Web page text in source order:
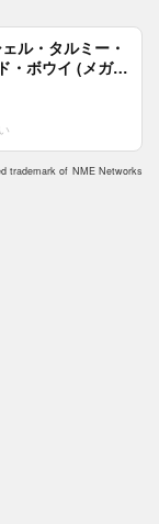
ル・タルミー・
・ボウイ (メガジ
trademark of NME Networks